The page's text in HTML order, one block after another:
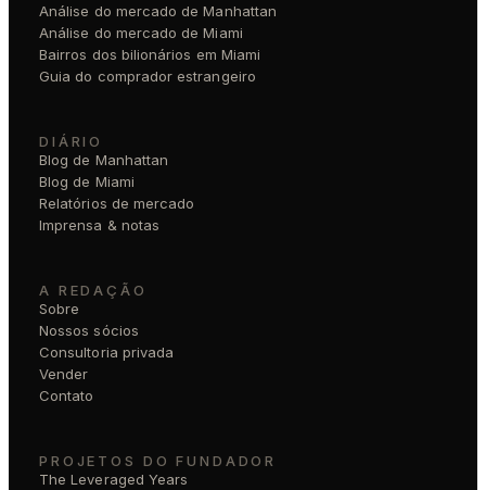
Análise do mercado de Manhattan
Análise do mercado de Miami
Bairros dos bilionários em Miami
Guia do comprador estrangeiro
DIÁRIO
Blog de Manhattan
Blog de Miami
Relatórios de mercado
Imprensa & notas
A REDAÇÃO
Sobre
Nossos sócios
Consultoria privada
Vender
Contato
PROJETOS DO FUNDADOR
The Leveraged Years